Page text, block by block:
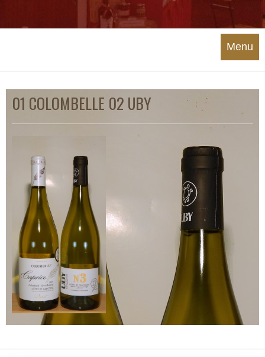
Menu
01 COLOMBELLE 02 UBY